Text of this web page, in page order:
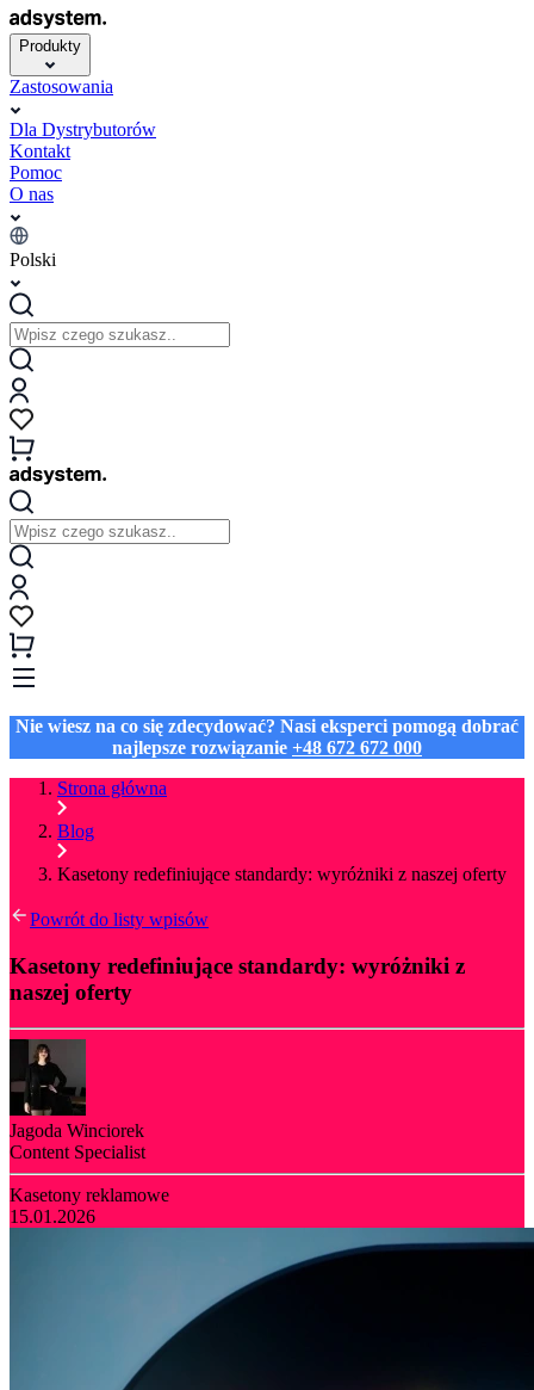
Produkty
Zastosowania
Dla Dystrybutorów
Kontakt
Pomoc
O nas
Polski
Nie wiesz na co się zdecydować? Nasi eksperci pomogą dobrać
najlepsze rozwiązanie +48 672 672 000
Strona główna
Blog
Kasetony redefiniujące standardy: wyróżniki z naszej oferty
Powrót do listy wpisów
Kasetony redefiniujące standardy: wyróżniki z
naszej oferty
Jagoda Winciorek
Content Specialist
Kasetony reklamowe
15.01.2026